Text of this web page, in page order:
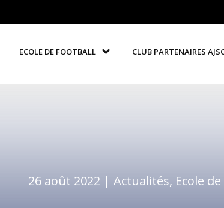
ECOLE DE FOOTBALL CLUB PARTENAIRES
26 août 2022 | Actualités, Ecole